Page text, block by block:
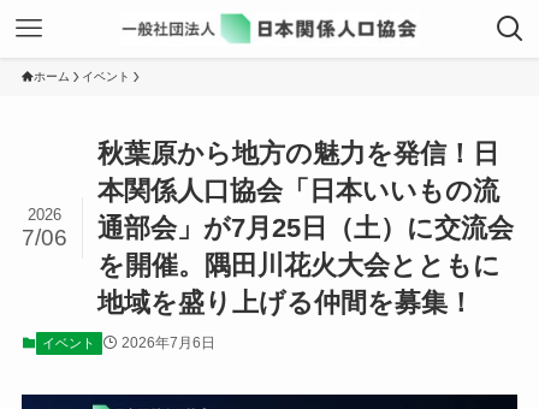
ホーム イベント
秋葉原から地方の魅力を発信！日
本関係人口協会「日本いいもの流
通部会」が7月25日（土）に交流会
を開催。隅田川花火大会とともに
地域を盛り上げる仲間を募集！
2026
7/06
イベント 2026年7月6日